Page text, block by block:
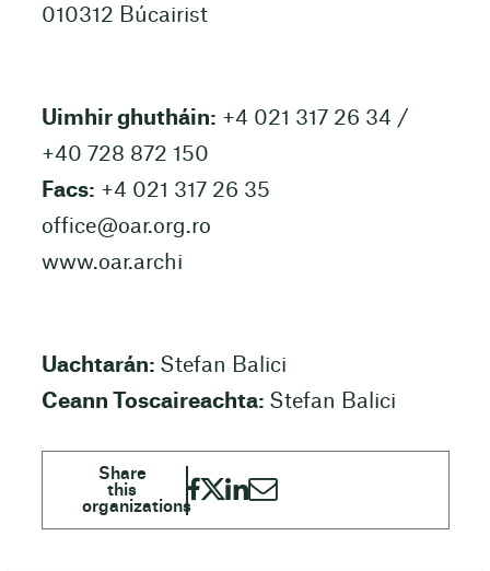
010312 Búcairist
Uimhir ghutháin: +4 021 317 26 34 /
+40 728 872 150
Facs: +4 021 317 26 35
office@oar.org.ro
www.oar.archi
Uachtarán: Stefan Balici
Ceann Toscaireachta: Stefan Balici